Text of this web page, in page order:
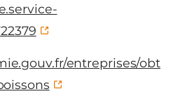
entreprises/obt